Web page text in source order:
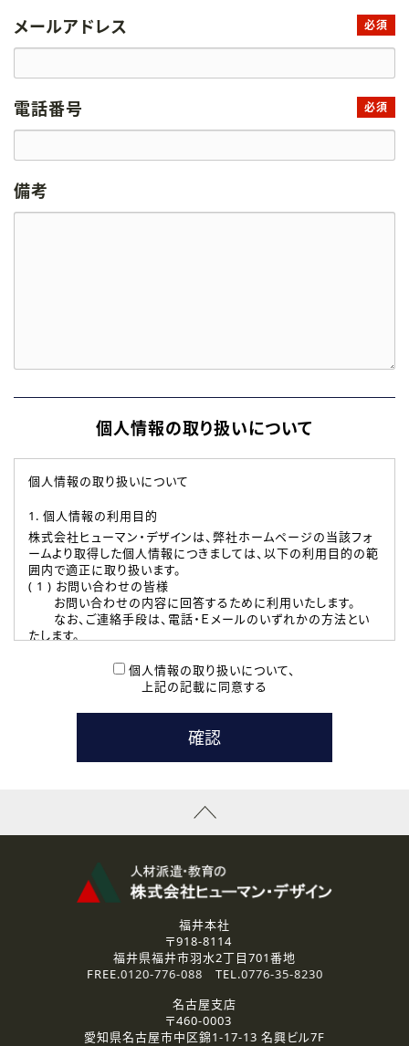
メールアドレス 必須
電話番号 必須
備考
個人情報の取り扱いについて
個人情報の取り扱いについて
1. 個人情報の利用目的
株式会社ヒューマン・デザインは、弊社ホームページの当該フォ
ームより取得した個人情報につきましては、以下の利用目的の範
囲内で適正に取り扱います。
( 1 ) お問い合わせの皆様
お問い合わせの内容に回答するために利用いたします。
なお、ご連絡手段は、電話・Ｅメールのいずれかの方法とい
たします。
本登録に関するご連絡および本登録時の参考情報として利
たします。
( 3 ) スタッフ派遣を検討されている企業の皆様
お問い合わせの内容に回答するために利用いたします。
なお、ご連絡手段は、電話・Ｅメールのいずれかの方法とい
資料送付、受講相談に関するご連絡のために利用いたしま
その他、お問い合わせの内容に回答するために利用いたし
なお、ご連絡手段は、電話・Ｅメールのいずれかの方法とい
2.個人情報の第三者提供
ご提供いただいた個人情報は、法令等の規定に従う場合を除き、
3.個人情報の取り扱いの委託
弊社の定める個人情報保護の評価基準を満たした委託先に、個
個人情報の取り扱いについて、
上記の記載に同意する
福井本社
〒918-8114
福井県福井市羽水2丁目701番地
FREE.0120-776-088 TEL.0776-35-8230
名古屋支店
〒460-0003
愛知県名古屋市中区錦1-17-13 名興ビル7F